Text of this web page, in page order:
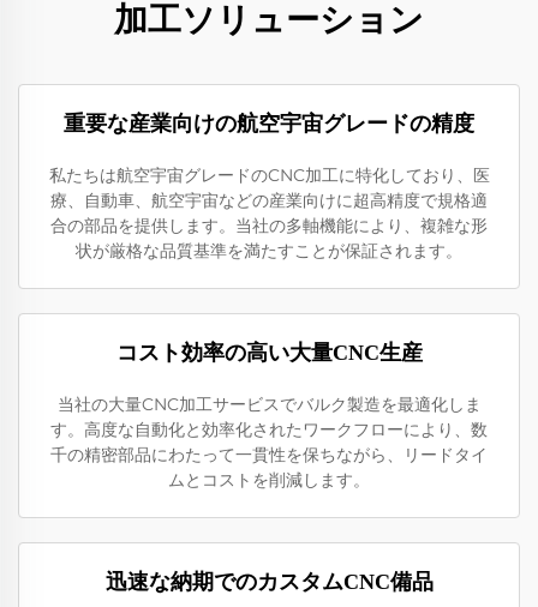
加工ソリューション
重要な産業向けの航空宇宙グレードの精度
私たちは航空宇宙グレードのCNC加工に特化しており、医
療、自動車、航空宇宙などの産業向けに超高精度で規格適
合の部品を提供します。当社の多軸機能により、複雑な形
状が厳格な品質基準を満たすことが保証されます。
コスト効率の高い大量CNC生産
当社の大量CNC加工サービスでバルク製造を最適化しま
す。高度な自動化と効率化されたワークフローにより、数
千の精密部品にわたって一貫性を保ちながら、リードタイ
ムとコストを削減します。
迅速な納期でのカスタムCNC備品